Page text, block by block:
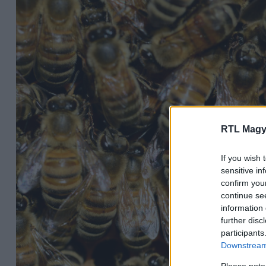
RTL
If you wish
sensitive
confirm
continue
information
further